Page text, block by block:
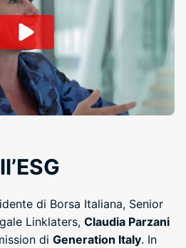
di Borsa Italiana, Senior
Linklaters, Claudia Parzani
di Generation Italy. In